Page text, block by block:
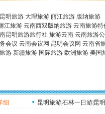
明旅游 大理旅游 丽江旅游 版纳旅游
江旅游 云南西双版纳旅游 云南旅游
昆明旅游旅行社 旅游云南 云南旅游
会议 云南会议网 昆明会议网 云南
新疆旅游 国际旅游 欧洲旅游 美国
细 昆明旅游|石林一日游|昆